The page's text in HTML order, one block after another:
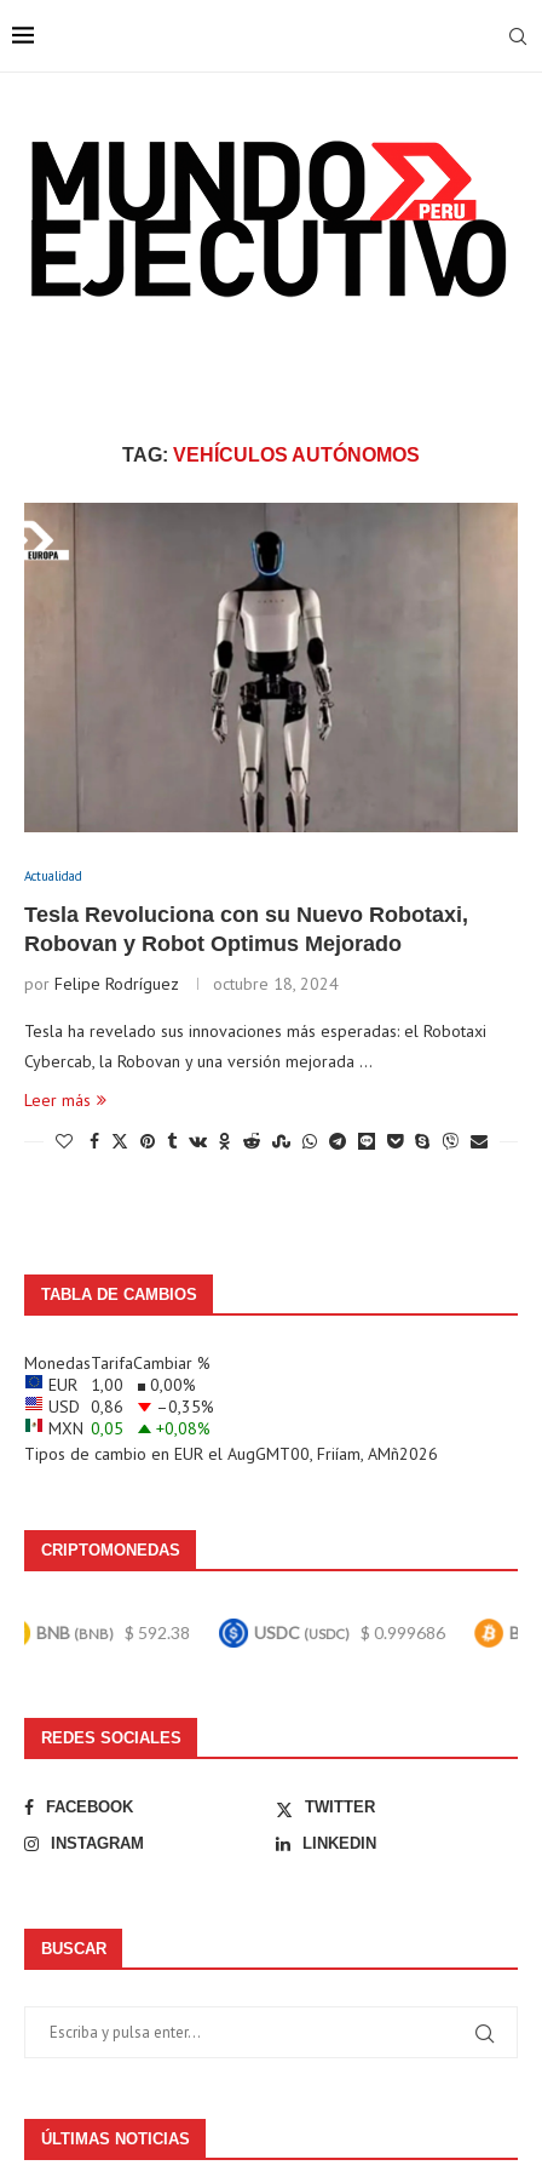
TAG: VEHÍCULOS AUTÓNOMOS
Actualidad
Tesla Revoluciona con su Nuevo Robotaxi,
Robovan y Robot Optimus Mejorado
por Felipe Rodríguez octubre 18, 2024
Tesla ha revelado sus innovaciones más esperadas: el Robotaxi
Cybercab, la Robovan y una versión mejorada …
Leer más
TABLA DE CAMBIOS
MonedasTarifaCambiar %
EUR
1,00 0,00%
USD 0,86 –0,35%
MXN 0,05 +0,08%
Tipos de cambio en EUR el AugGMT00, Friíam, AMñ2026
CRIPTOMONEDAS
(BNB) $ 592.38 USDC(USDC) $ 0.999686 Bitcoin
REDES SOCIALES
FACEBOOK
TWITTER
INSTAGRAM
LINKEDIN
BUSCAR
ÚLTIMAS NOTICIAS